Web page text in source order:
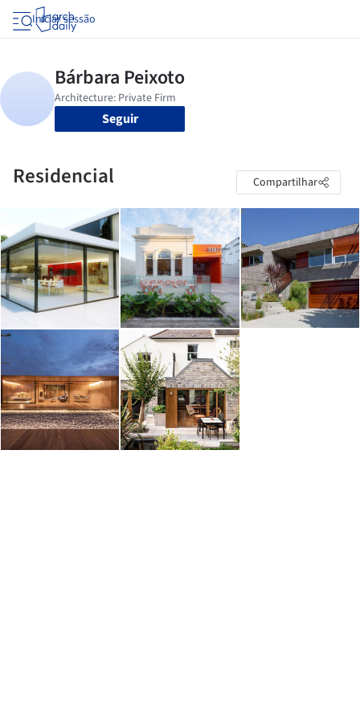
Iniciar sessão
Seguir
Residencial Compartilhar